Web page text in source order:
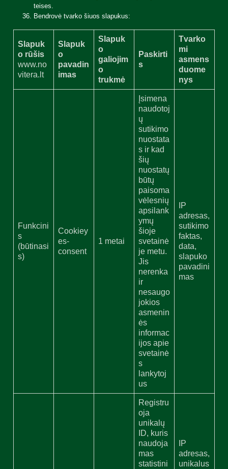
teises.
Bendrovė tvarko šiuos slapukus:
Slapuk
o rūšis
www.no
vitera.lt
Slapuk
o
pavadin
imas
Slapuk
o
galiojim
o
trukmė
Paskirti
s
Tvarko
mi
asmens
duome
nys
Funkcini
s
(būtinasi
s)
Cookiey
es-
consent
1 metai
Įsimena
naudotoj
ų
sutikimo
nuostata
s ir kad
šių
nuostatų
būtų
paisoma
vėlesnių
apsilank
ymų
šioje
svetainė
je metu.
Jis
nerenka
ir
nesaugo
jokios
asmenin
ės
informac
ijos apie
svetainė
s
lankytoj
us
IP
adresas,
sutikimo
faktas,
data,
slapuko
pavadini
mas
Registru
oja
unikalų
ID, kuris
naudoja
mas
statistini
IP
adresas,
unikalus